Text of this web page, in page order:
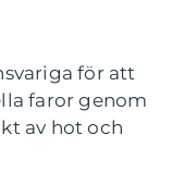
för att
faror genom
av hot och